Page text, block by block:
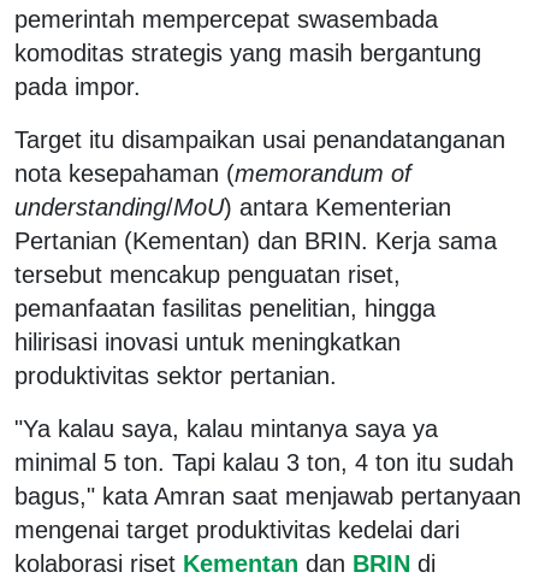
pemerintah mempercepat swasembada
komoditas strategis yang masih bergantung
pada impor.
Target itu disampaikan usai penandatanganan
nota kesepahaman (memorandum of
understanding/MoU) antara Kementerian
Pertanian (Kementan) dan BRIN. Kerja sama
tersebut mencakup penguatan riset,
pemanfaatan fasilitas penelitian, hingga
hilirisasi inovasi untuk meningkatkan
produktivitas sektor pertanian.
"Ya kalau saya, kalau mintanya saya ya
minimal 5 ton. Tapi kalau 3 ton, 4 ton itu sudah
bagus," kata Amran saat menjawab pertanyaan
mengenai target produktivitas kedelai dari
kolaborasi riset Kementan dan BRIN di